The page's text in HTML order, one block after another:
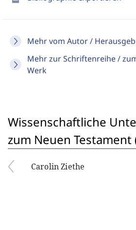
Mehr vom Autor /
Mehr zur Schriftenreihe /
Werk
Wissenschaftliche
zum Neuen Testament
Carolin Ziethe